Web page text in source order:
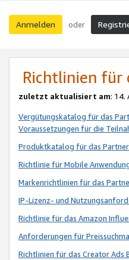
Anmelden oder
Richtlinien für
zuletzt aktualisiert am: 14.
Vergütungskatalog für das
Voraussetzungen für die
Produktkatalog für das
Richtlinie für Mobile
Markenrichtlinien für das
IP-Lizenz- und
Richtlinie für das Amazon
Anforderungen für
Richtlinien für das Creator Ads